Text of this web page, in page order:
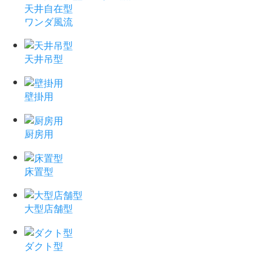
天井自在型
ワンダ風流
天井吊型
壁掛用
厨房用
床置型
大型店舗型
ダクト型